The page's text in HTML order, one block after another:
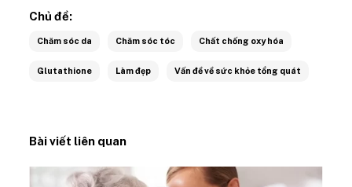
Chủ đề:
Chăm sóc da Chăm sóc tóc Chất chống oxy hóa
Glutathione Làm đẹp Vấn đề về sức khỏe tổng quát
Bài viết liên quan